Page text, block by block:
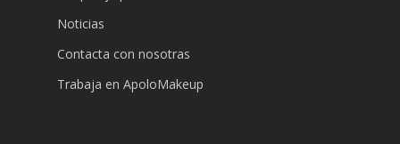
Noticias
Contacta con nosotras
Trabaja en ApoloMakeup